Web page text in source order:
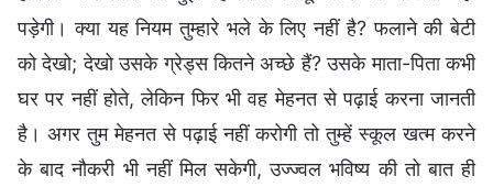
पड़ेगी। क्या यह नियम तुम्हारे भले के लिए नहीं है? फलाने की बेटी
को देखो; देखो उसके ग्रेड्स कितने अच्छे हैं? उसके माता-पिता कभी
घर पर नहीं होते, लेकिन फिर भी वह मेहनत से पढ़ाई करना जानती
है। अगर तुम मेहनत से पढ़ाई नहीं करोगी तो तुम्हें स्कूल खत्म करने
के बाद नौकरी भी नहीं मिल सकेगी, उज्ज्वल भविष्य की तो बात ही